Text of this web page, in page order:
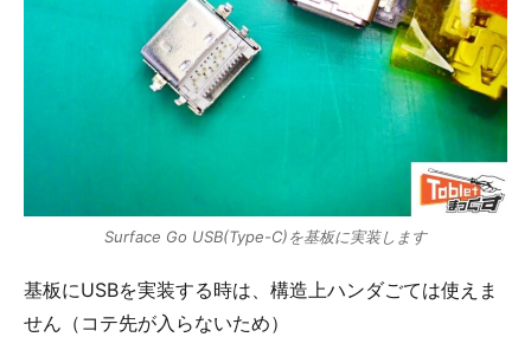
Surface Go USB(Type-C)を基板に実装します
基板にUSBを実装する時は、構造上ハンダごては使えま
せん（コテ先が入らないため）